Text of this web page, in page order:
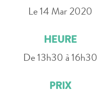
Le 14 Mar 2020
HEURE
De 13h30 à 16h30
PRIX